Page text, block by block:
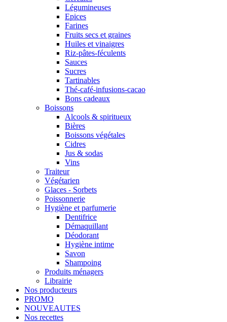
Légumineuses
Epices
Farines
Fruits secs et graines
Huiles et vinaigres
Riz-pâtes-féculents
Sauces
Sucres
Tartinables
Thé-café-infusions-cacao
Bons cadeaux
Boissons
Alcools & spiritueux
Bières
Boissons végétales
Cidres
Jus & sodas
Vins
Traiteur
Végétarien
Glaces - Sorbets
Poissonnerie
Hygiène et parfumerie
Dentifrice
Démaquillant
Déodorant
Hygiène intime
Savon
Shampoing
Produits ménagers
Librairie
Nos producteurs
PROMO
NOUVEAUTES
Nos recettes